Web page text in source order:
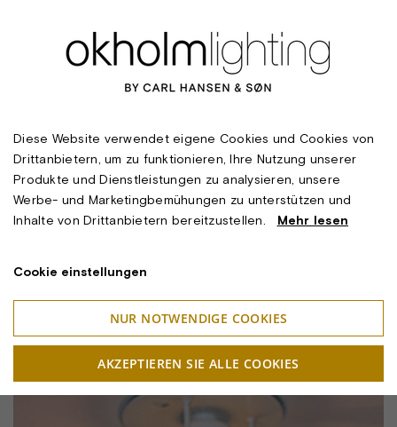
Diese Website verwendet eigene Cookies und Cookies von
Drittanbietern, um zu funktionieren, Ihre Nutzung unserer
Produkte und Dienstleistungen zu analysieren, unsere
Werbe- und Marketingbemühungen zu unterstützen und
Inhalte von Drittanbietern bereitzustellen. Mehr lesen
Cookie einstellungen
NUR NOTWENDIGE COOKIES
AKZEPTIEREN SIE ALLE COOKIES